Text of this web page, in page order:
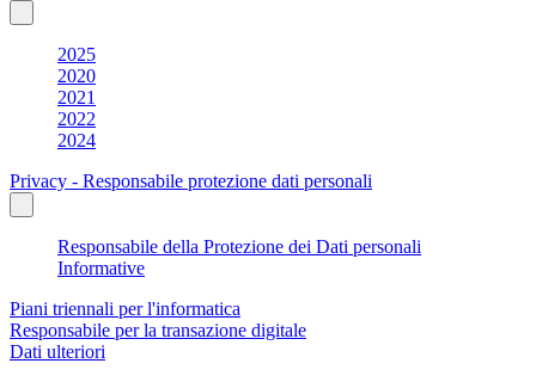
2025
2020
2021
2022
2024
Privacy - Responsabile protezione dati personali
Responsabile della Protezione dei Dati personali
Informative
Piani triennali per l'informatica
Responsabile per la transazione digitale
Dati ulteriori